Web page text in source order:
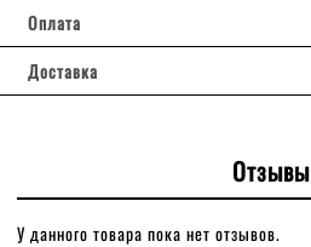
Оплата
Доставка
Отзывы
У данного товара пока нет отзывов.